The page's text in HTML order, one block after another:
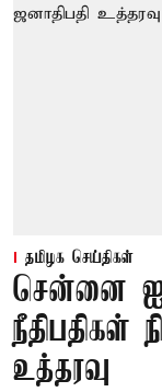
தமிழக செய்திகள்
சென்னை
நீதிபதிகள்
உத்தரவு